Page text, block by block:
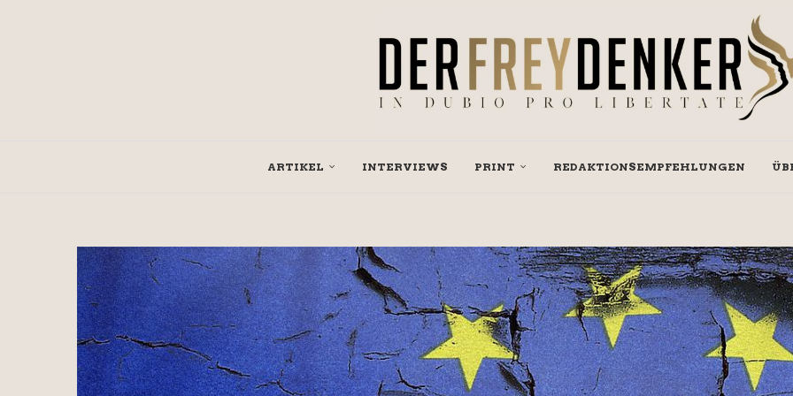
ARTIKEL INTERVIEWS PRINT REDAKTIONSEMPFEHLUNGEN